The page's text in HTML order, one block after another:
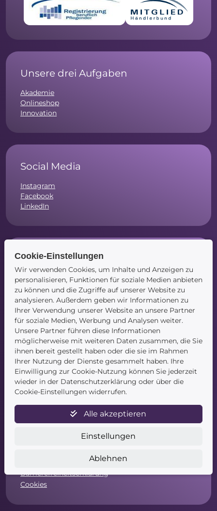
Unsere drei Aufgaben
Akademie
Onlineshop
Innovation
Social Media
Instagram
Facebook
LinkedIn
Navigation
Startseite
Blog
Kontakt
Service
Newsletter
Datenschutz
Widerrufsformular
Barrierefreiheitserklärung
Cookies
Cookie-Einstellungen
Wir verwenden Cookies, um Inhalte und Anzeigen zu
personalisieren, Funktionen für soziale Medien anbieten
zu können und die Zugriffe auf unserer Website zu
analysieren. Außerdem geben wir Informationen zu
Ihrer Verwendung unserer Website an unsere Partner
für soziale Medien, Werbung und Analysen weiter.
Unsere Partner führen diese Informationen
möglicherweise mit weiteren Daten zusammen, die Sie
ihnen bereit gestellt haben oder die sie im Rahmen
Ihrer Nutzung der Dienste gesammelt haben. Ihre
Einwilligung zur Cookie-Nutzung können Sie jederzeit
wieder in der Datenschutzerklärung oder über die
Cookie-Einstellungen widerrufen.
Alle akzeptieren
Einstellungen
Ablehnen